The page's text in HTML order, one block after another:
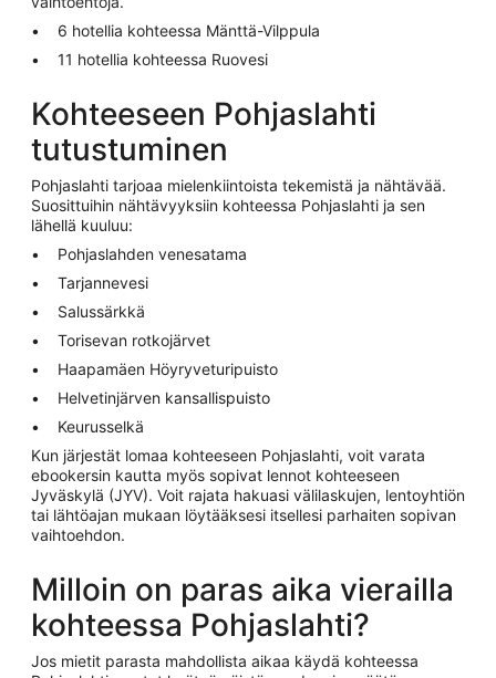
6 hotellia kohteessa Mänttä-Vilppula
11 hotellia kohteessa Ruovesi
Kohteeseen Pohjaslahti
tutustuminen
Pohjaslahti tarjoaa mielenkiintoista tekemistä ja nähtävää.
Suosittuihin nähtävyyksiin kohteessa Pohjaslahti ja sen
lähellä kuuluu:
Pohjaslahden venesatama
Tarjannevesi
Salussärkkä
Torisevan rotkojärvet
Haapamäen Höyryveturipuisto
Helvetinjärven kansallispuisto
Keurusselkä
Kun järjestät lomaa kohteeseen Pohjaslahti, voit varata
ebookersin kautta myös sopivat lennot kohteeseen
Jyväskylä (JYV). Voit rajata hakuasi välilaskujen, lentoyhtiön
tai lähtöajan mukaan löytääksesi itsellesi parhaiten sopivan
vaihtoehdon.
Milloin on paras aika vierailla
kohteessa Pohjaslahti?
Jos mietit parasta mahdollista aikaa käydä kohteessa